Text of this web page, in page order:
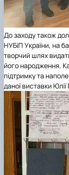
До заходу також
НУБіП України, на
творчий шлях
його народження.
підтримку та
даної виставки